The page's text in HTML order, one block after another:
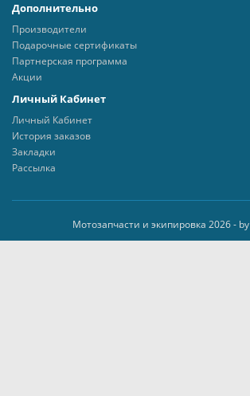
Дополнительно
Производители
Подарочные сертификаты
Партнерская программа
Акции
Личный Кабинет
Личный Кабинет
История заказов
Закладки
Рассылка
Мотозапчасти и экипировка 2026 - by